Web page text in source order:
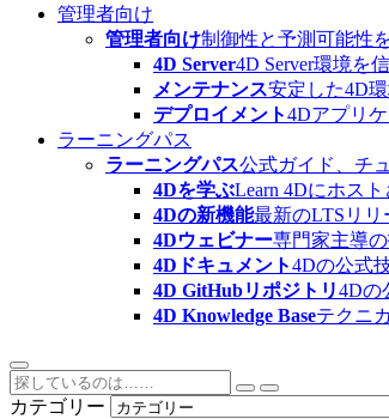
管理者向け
管理者向け制御性と予測可能性
4D Server4D Server環境を
メンテナンス安定した4D
デプロイメント4Dアプリ
ラーニングパス
ラーニングパス公式ガイド、チ
4Dを学ぶLearn 4Dにホス
4Dの新機能最新のLTSリ
4Dウェビナー専門家主導
4Dドキュメント4Dの公式
4D GitHubリポジトリ4Dの
4D Knowledge Baseテクニ
カテゴリー